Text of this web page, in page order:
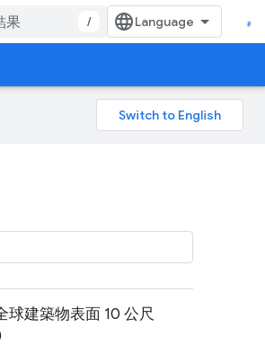
/
球建築物表面 10 公尺